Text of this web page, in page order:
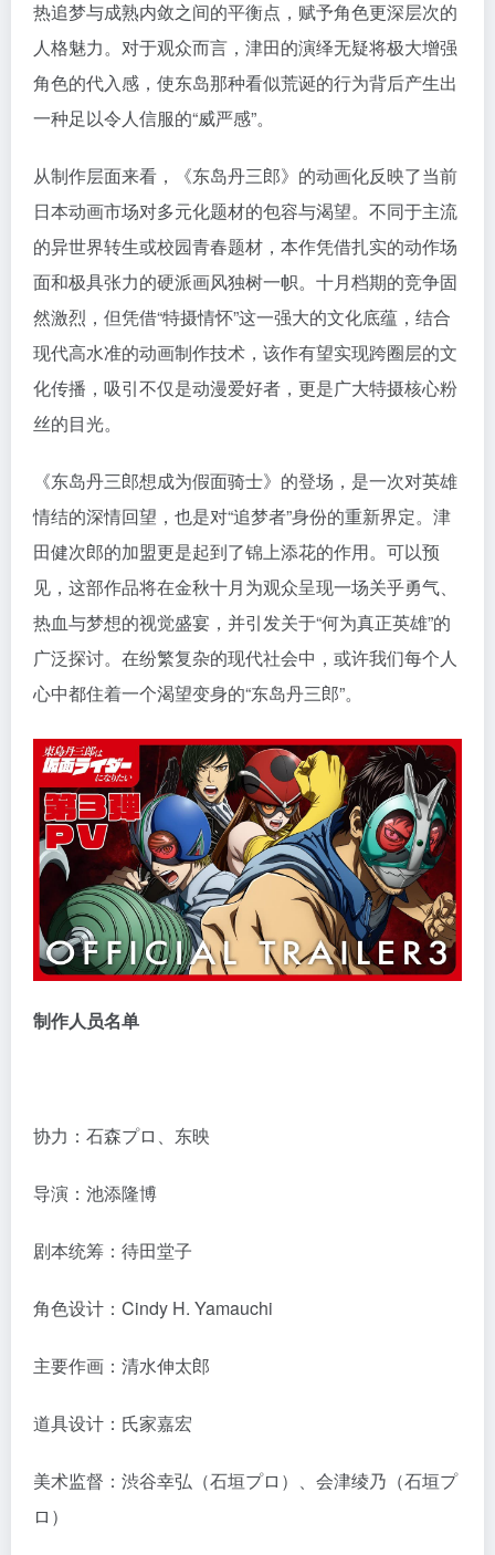
热追梦与成熟内敛之间的平衡点，赋予角色更深层次的
人格魅力。对于观众而言，津田的演绎无疑将极大增强
角色的代入感，使东岛那种看似荒诞的行为背后产生出
一种足以令人信服的“威严感”。
从制作层面来看，《东岛丹三郎》的动画化反映了当前
日本动画市场对多元化题材的包容与渴望。不同于主流
的异世界转生或校园青春题材，本作凭借扎实的动作场
面和极具张力的硬派画风独树一帜。十月档期的竞争固
然激烈，但凭借“特摄情怀”这一强大的文化底蕴，结合
现代高水准的动画制作技术，该作有望实现跨圈层的文
化传播，吸引不仅是动漫爱好者，更是广大特摄核心粉
丝的目光。
《东岛丹三郎想成为假面骑士》的登场，是一次对英雄
情结的深情回望，也是对“追梦者”身份的重新界定。津
田健次郎的加盟更是起到了锦上添花的作用。可以预
见，这部作品将在金秋十月为观众呈现一场关乎勇气、
热血与梦想的视觉盛宴，并引发关于“何为真正英雄”的
广泛探讨。在纷繁复杂的现代社会中，或许我们每个人
心中都住着一个渴望变身的“东岛丹三郎”。
制作人员名单
协力：石森プロ、东映
导演：池添隆博
剧本统筹：待田堂子
角色设计：Cindy H. Yamauchi
主要作画：清水伸太郎
道具设计：氏家嘉宏
美术监督：渋谷幸弘（石垣プロ）、会津绫乃（石垣プ
ロ）